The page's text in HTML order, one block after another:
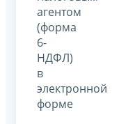
агентом
(форма
6-
НДФЛ)
в
электронной
форме